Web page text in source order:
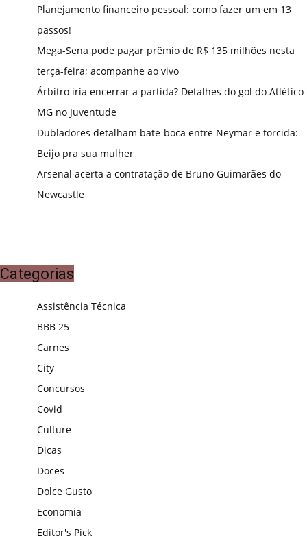
Planejamento financeiro pessoal: como fazer um em 13
passos!
Mega-Sena pode pagar prêmio de R$ 135 milhões nesta
terça-feira; acompanhe ao vivo
Árbitro iria encerrar a partida? Detalhes do gol do Atlético-
MG no Juventude
Dubladores detalham bate-boca entre Neymar e torcida:
Beijo pra sua mulher
Arsenal acerta a contratação de Bruno Guimarães do
Newcastle
Categorias
Assistência Técnica
BBB 25
Carnes
City
Concursos
Covid
Culture
Dicas
Doces
Dolce Gusto
Economia
Editor's Pick